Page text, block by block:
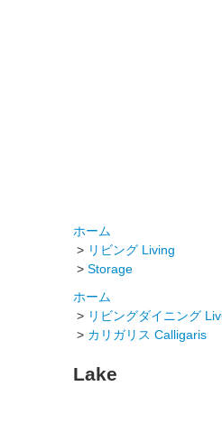
ホーム
> リビング Living
>Storage
ホーム
> リビングダイニング
> カリガリス Calligaris
Lake